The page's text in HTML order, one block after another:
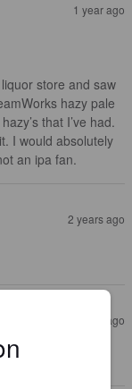
1 year ago
store and saw
hazy pale
that I’ve had.
I would absolutely
an ipa fan.
2 years ago
2 years ago